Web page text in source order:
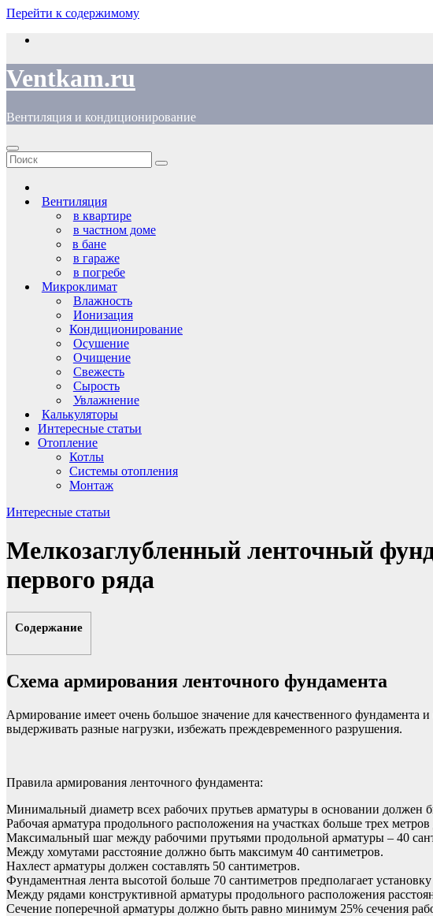
Перейти к содержимому
Ventkam.ru
Вентиляция и кондиционирование
Вентиляция
в квартире
в частном доме
в бане
в гараже
в погребе
Микроклимат
Влажность
Ионизация
Кондиционирование
Осушение
Очищение
Свежесть
Сырость
Увлажнение
Калькуляторы
Интересные статьи
Отопление
Котлы
Системы отопления
Монтаж
Интересные статьи
Мелкозаглубленный ленточный
первого ряда
Содержание
Схема армирования ленточного фундамента
Армирование имеет очень большое значение для качественного фундамента
выдерживать разные нагрузки, избежать преждевременного разрушения.
Правила армирования ленточного фундамента:
Минимальный диаметр всех рабочих прутьев арматуры в основании должен
Рабочая арматура продольного расположения на участках больше трех
Максимальный шаг между рабочими прутьями продольной арматуры – 40
Между хомутами расстояние должно быть максимум 40 сантиметров.
Нахлест арматуры должен составлять 50 сантиметров.
Фундаментная лента высотой больше 70 сантиметров предполагает
Между рядами конструктивной арматуры продольного расположения
Сечение поперечной арматуры должно быть равно минимум 25% сечения